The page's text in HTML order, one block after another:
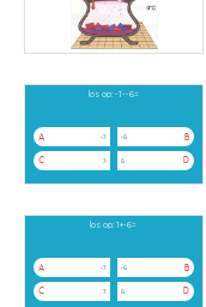
los op: -1--6=
A -7 B
-5
C 7 D
5
los op: 1+-6=
A -7 B
-5
C 7 D
5